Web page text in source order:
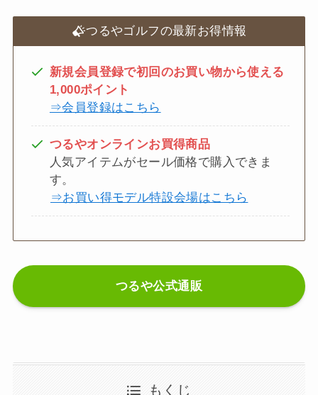
つるやゴルフの最新お得情報
新規会員登録で初回のお買い物から使える
1,000ポイント
⇒会員登録はこちら
つるやオンラインお買得商品
人気アイテムがセール価格で購入できま
す。
⇒お買い得モデル特設会場はこちら
つるや公式通販
もくじ